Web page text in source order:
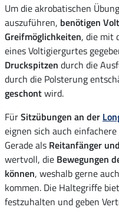
Um die akrobatischen
auszuführen, benötigen
Greifmöglichkeiten, die mit
eines Voltigiergurtes
Druckspitzen durch die
durch die Polsterung
geschontwird.
FürSitzübungen an der
eignen sich auch einfachere
Gerade als Reitanfänger
wertvoll, die Bewegungen
können, weshalb gerne auch
kommen. Die Haltegriffe
festzuhalten und geben